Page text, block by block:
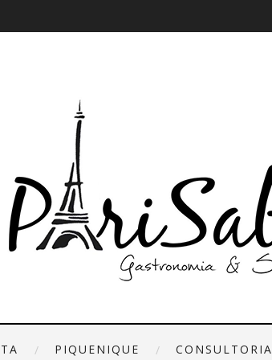
PIQUENIQUE CONSULTORIA